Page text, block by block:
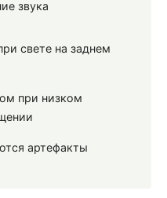
звука
свете на заднем
при низком
артефакты